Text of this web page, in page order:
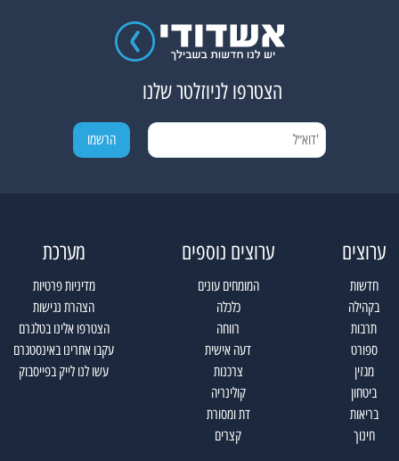
הצטרפו לניוזלטר שלנו
ערוצים
חדשות
בקהילה
תרבות
ספורט
מגזין
ביטחון
בריאות
חינוך
ערוצים נוספים
המומחים עונים
כלכלה
רווחה
דעה אישית
צרכנות
קולינריה
דת ומסורת
קצרים
מערכת
מדיניות פרטיות
הצהרת נגישות
הצטרפו אלינו בטלגרם
עקבו אחרינו באינסטגרם
עשו לנו לייק בפייסבוק